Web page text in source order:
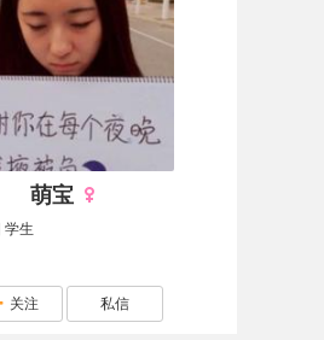
萌宝
学生
关注 私信